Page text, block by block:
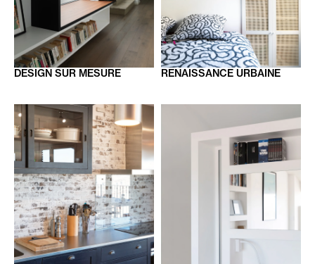
DESIGN SUR MESURE RENAISSANCE URBAINE